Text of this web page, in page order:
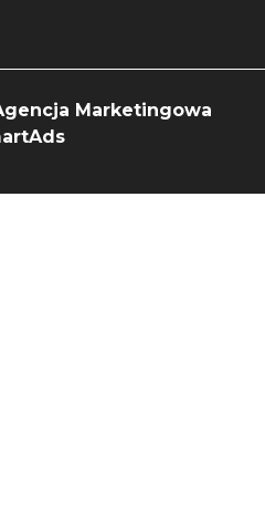
Marketingowa